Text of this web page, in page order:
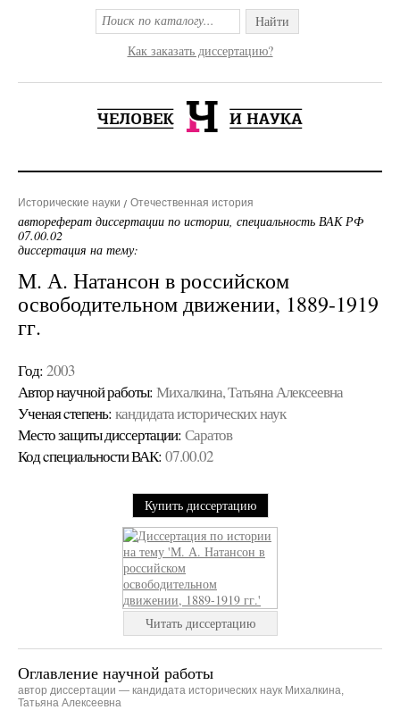
Найти
Как заказать диссертацию?
Исторические науки Отечественная история
автореферат диссертации по истории, специальность ВАК РФ
07.00.02
диссертация на тему:
М. А. Натансон в российском
освободительном движении, 1889-1919
гг.
Год: 2003
Автор научной работы: Михалкина, Татьяна Алексеевна
Ученая cтепень: кандидата исторических наук
Место защиты диссертации: Саратов
Код cпециальности ВАК: 07.00.02
Купить диссертацию
Читать диссертацию
Оглавление научной работы
автор диссертации — кандидата исторических наук Михалкина,
Татьяна Алексеевна